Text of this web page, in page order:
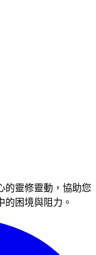
的靈修靈動，協助您
的困境與阻力。